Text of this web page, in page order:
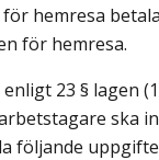
hemresa
för hemresa.
23 § lagen
ska
följande